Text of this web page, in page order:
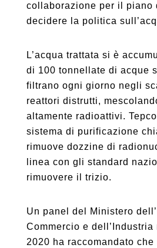
collaborazione per il piano
decidere la politica
L’acqua trattata si è
di 100 tonnellate di acque
filtrano ogni giorno negli
reattori distrutti,
altamente radioattivi.
sistema di purificazione
rimuove dozzine di
linea con gli standard
rimuovere il trizio.
Un panel del Ministero
Commercio e
2020 ha raccomandato che